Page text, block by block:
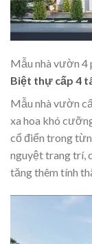
Mẫu nhà vườn 4
Biệt thự cấp 4
Mẫu nhà vườn
xa hoa khó
cổ điển trong
nguyệt trang trí,
tăng thêm tính